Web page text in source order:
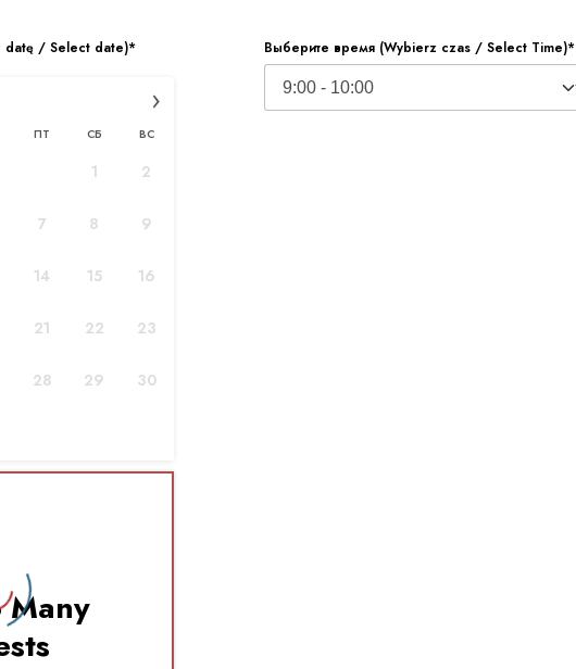
datę / Select date)*
›
ПТ СБ ВС
1 2
7 8 9
14 15 16
21 22 23
28 29 30
Выберите время (Wybierz czas / Select Time)*